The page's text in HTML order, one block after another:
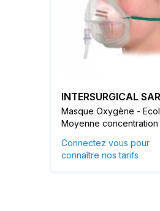
INTERSURGICAL
Masque Oxygène -
Moyenne concentration
Connectez vous pour
connaître nos tarifs